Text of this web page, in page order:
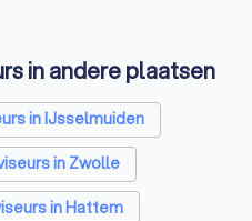
's-Heerenbroek
Heerenbroek
's-Heerenbroek
in 's-Heerenbroek
in andere plaatsen
in IJsselmuiden
in Zwolle
in Hattem